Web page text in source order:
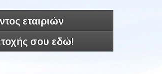
εταιριών
σου εδώ!